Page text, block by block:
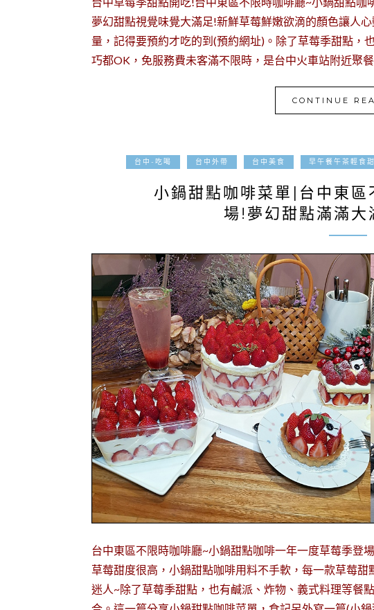
夢幻甜點視覺味覺大滿足!新鮮草莓鮮嫩欲滴的顏色讓人
量，記得要預約才吃的到(預約網址)。除了草莓季甜點，
巧都OK，免服務費未客滿不限時，是台中火車站附近聚
CONTINUE
台中-吃喝 台中外帶 台中美食 早午餐午茶輕食
小鍋甜點咖啡菜單|台中東區
場!夢幻甜點滿滿大
台中東區不限時咖啡廳~小鍋甜點咖啡一年一度草莓季登
草莓甜度很高，小鍋甜點咖啡用料不手軟，每一款草莓
迷人~除了草莓季甜點，也有鹹派、炸物、義式料理等餐